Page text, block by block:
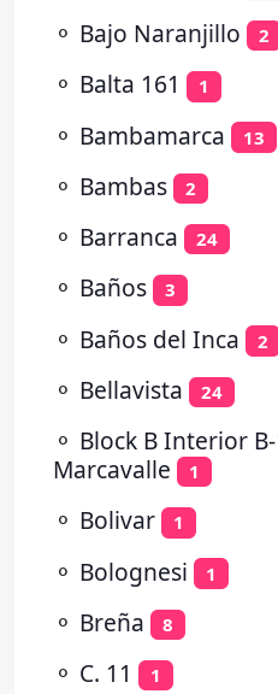
⚬ Bajo Naranjillo 2
⚬ Balta 161 1
⚬ Bambamarca 13
⚬ Bambas 2
⚬ Barranca 24
⚬ Baños 3
⚬ Baños del Inca 2
⚬ Bellavista 24
⚬ Block B Interior
Marcavalle
1
⚬ Bolivar 1
⚬ Bolognesi 1
⚬ Breña 8
⚬ C. 11 1